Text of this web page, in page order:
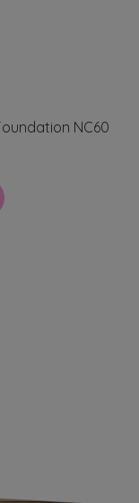
NC60